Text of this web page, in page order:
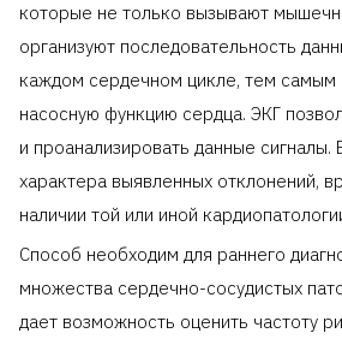
которые не только вызывают
организуют последовательность
каждом сердечном цикле, тем самым
насосную функцию сердца. ЭКГ
и проанализировать данные сигналы.
характера выявленных отклонений,
наличии той или иной
Способ необходим для раннего
множества сердечно-сосудистых
дает возможность оценить частоту